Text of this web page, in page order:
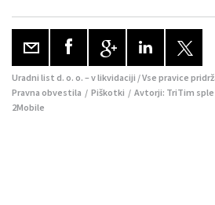
Uradni list d. o. o. – v likvidaciji / Vse pravice
Pravna obvestila / Piškotki / Avtorji: TriTim
2Mobile